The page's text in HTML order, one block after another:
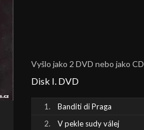
Vyšlo jako 2 DVD nebo jako CD
Disk I. DVD
Banditi di Praga
V pekle sudy válej